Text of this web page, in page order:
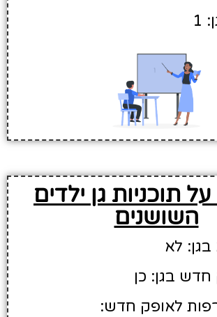
תוכניות גן ילדים
השושנים
בגן: לא
חדש בגן: כן
לאופק חדש: